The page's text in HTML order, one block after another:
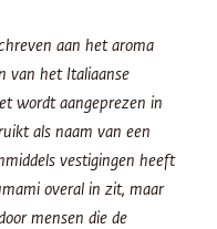
aan het aroma
van het Italiaanse
wordt aangeprezen in
als naam van een
vestigingen heeft
overal in zit, maar
mensen die de